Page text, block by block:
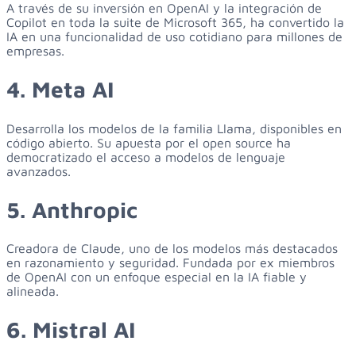
A través de su inversión en OpenAI y la integración de
Copilot en toda la suite de Microsoft 365, ha convertido la
IA en una funcionalidad de uso cotidiano para millones de
empresas.
4. Meta AI
Desarrolla los modelos de la familia Llama, disponibles en
código abierto. Su apuesta por el open source ha
democratizado el acceso a modelos de lenguaje
avanzados.
5. Anthropic
Creadora de Claude, uno de los modelos más destacados
en razonamiento y seguridad. Fundada por ex miembros
de OpenAI con un enfoque especial en la IA fiable y
alineada.
6. Mistral AI